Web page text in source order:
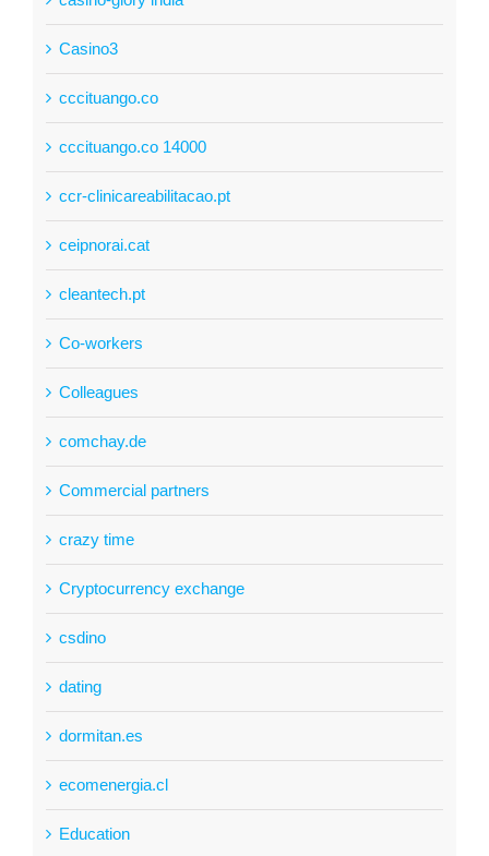
Casino3
cccituango.co
cccituango.co 14000
ccr-clinicareabilitacao.pt
ceipnorai.cat
cleantech.pt
Co-workers
Colleagues
comchay.de
Commercial partners
crazy time
Cryptocurrency exchange
csdino
dating
dormitan.es
ecomenergia.cl
Education